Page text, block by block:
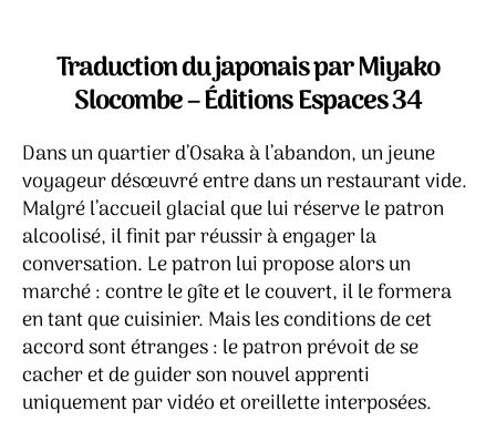
Traduction du japonais par Miyako
Slocombe – Éditions Espaces 34
Dans un quartier d’Osaka à l’abandon, un jeune
voyageur désœuvré entre dans un restaurant vide.
Malgré l’accueil glacial que lui réserve le patron
alcoolisé, il finit par réussir à engager la
conversation. Le patron lui propose alors un
marché : contre le gîte et le couvert, il le formera
en tant que cuisinier. Mais les conditions de cet
accord sont étranges : le patron prévoit de se
cacher et de guider son nouvel apprenti
uniquement par vidéo et oreillette interposées.